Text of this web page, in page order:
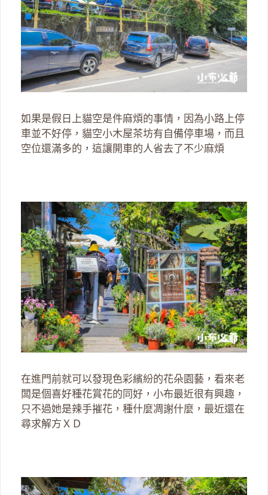
如果是假日上貓空是件麻煩的事情，因為小路上停
車並不好停，貓空小木屋茶坊有自備停車場，而且
空位還滿多的，這讓開車的人省去了不少麻煩
在進門前就可以發現色彩繽紛的花朵園藝，看來老
闆是個喜好種花賞花的同好，小布最近很有興趣，
只不過她是辣手摧花，種什麼凋謝什麼，最近還在
尋求解方ＸＤ